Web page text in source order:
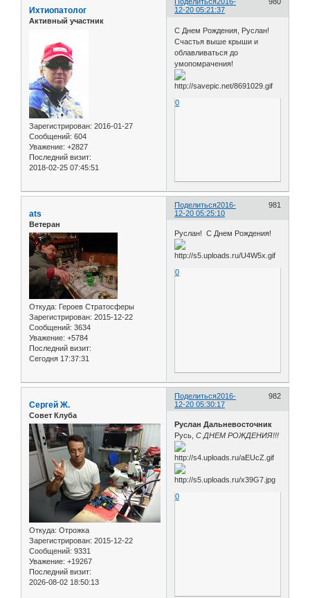
12-20 05:21:37
Ихтиопатолог
Активный участник
Зарегистрирован: 2016-01-27
Сообщений: 604
Уважение: +2827
Последний визит:
2018-02-25 07:45:51
С Днем Рождения, Руслан!
Счастья выше крыши и
облавливаться до
умопомрачения!
0
Поделиться 981
2016-
12-20 05:25:10
ats
Ветеран
Откуда: Героев Стратосферы
Зарегистрирован: 2015-12-22
Сообщений: 3634
Уважение: +5784
Последний визит:
Сегодня 17:37:31
Руслан! С Днем Рождения!
0
Поделиться 982
2016-
12-20 05:30:17
Сергей Ж.
Совет Клуба
Откуда: Отрожка
Зарегистрирован: 2015-12-22
Сообщений: 9331
Уважение: +19267
Последний визит:
2026-08-02 18:50:13
Руслан Дальневосточник
Русь,С ДНЕМ РОЖДЕНИЯ!!!
0